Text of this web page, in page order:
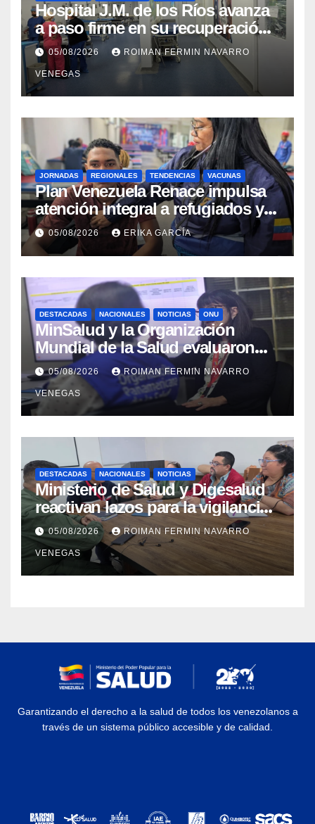
Hospital J.M. de los Ríos avanza
a paso firme en su recuperación
tras los recientes eventos
sísmicos
05/08/2026 ROIMAN FERMIN NAVARRO
VENEGAS
JORNADAS REGIONALES TENDENCIAS VACUNAS
​Plan Venezuela Renace impulsa
atención integral a refugiados y
evaluación de vacunación en
Aragua
05/08/2026 ERIKA GARCÍA
DESTACADAS NACIONALES NOTICIAS ONU
MinSalud y la Organización
Mundial de la Salud evaluaron
propuesta técnica integral en
materia de agua saneamiento e
higiene ante contingencia
sísmica
05/08/2026 ROIMAN FERMIN NAVARRO
VENEGAS
DESTACADAS NACIONALES NOTICIAS
Ministerio de Salud y Digesalud
reactivan lazos para la vigilancia
epidemiológica y el control de
enfermedades
05/08/2026 ROIMAN FERMIN NAVARRO
VENEGAS
Garantizando el derecho a la salud de todos los venezolanos a
través de un sistema público accesible y de calidad.